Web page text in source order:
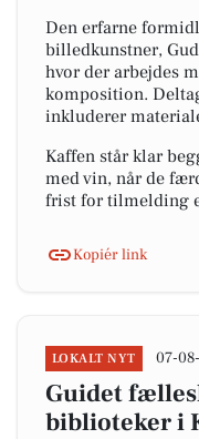
Den erfarne
billedkunstner,
hvor der arbejdes
komposition.
inkluderer
Kaffen står klar
med vin, når de
frist for tilmelding
Kopiér link
LOKALT NYT 07-
Guidet
biblioteker i